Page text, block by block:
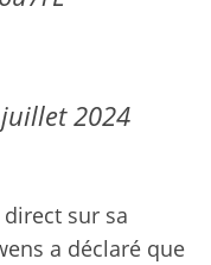
2024
sur sa
a déclaré que